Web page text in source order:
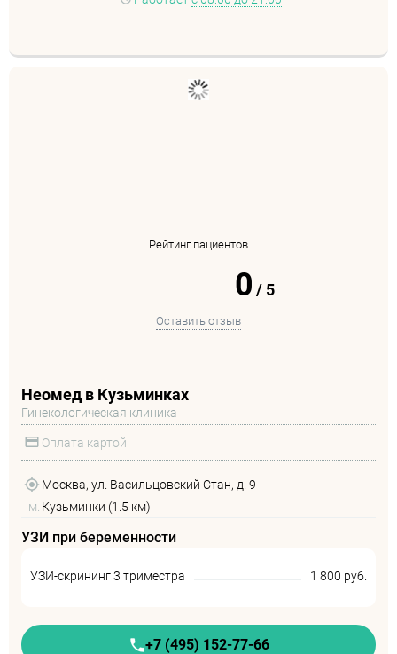
Рейтинг пациентов
0 / 5
Оставить отзыв
Неомед в Кузьминках
Гинекологическая клиника
Оплата картой
Москва, ул. Васильцовский Стан, д. 9
м. Кузьминки (1.5 км)
УЗИ при беременности
УЗИ-скрининг 3 триместра 1 800 руб.
+7 (495) 152-77-66